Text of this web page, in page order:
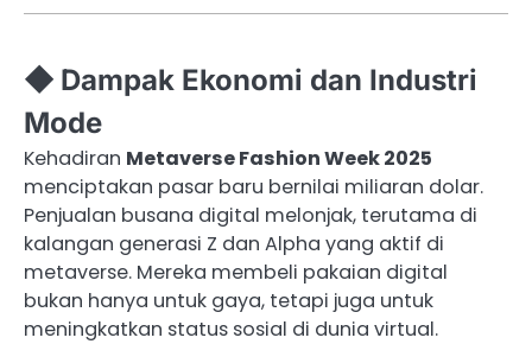
◆ Dampak Ekonomi dan Industri
Mode
Kehadiran Metaverse Fashion Week 2025
menciptakan pasar baru bernilai miliaran dolar.
Penjualan busana digital melonjak, terutama di
kalangan generasi Z dan Alpha yang aktif di
metaverse. Mereka membeli pakaian digital
bukan hanya untuk gaya, tetapi juga untuk
meningkatkan status sosial di dunia virtual.